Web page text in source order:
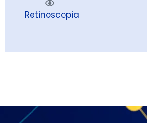
Retinoscopia